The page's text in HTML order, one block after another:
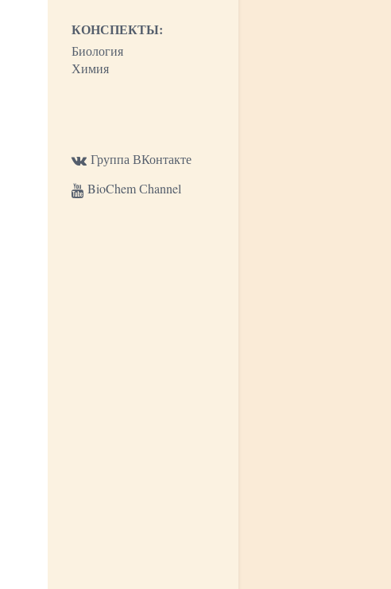
КОНСПЕКТЫ:
Биология
Химия
Группа ВКонтакте
BioChem Сhannel